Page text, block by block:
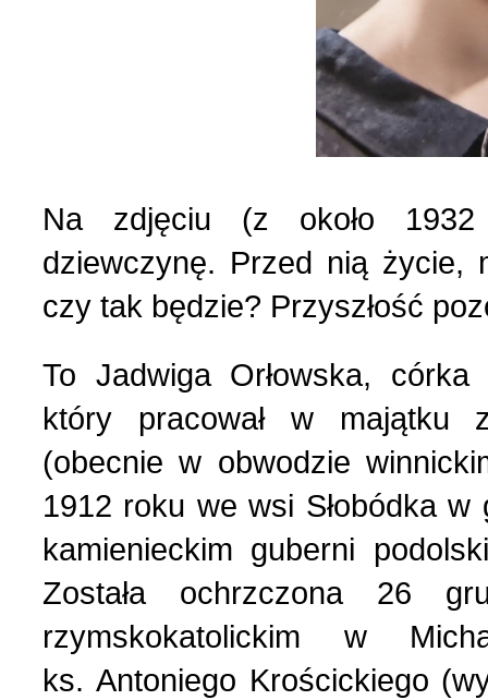
Strona poetycka (1)
Strona religijna (18)
Sylwetki znanych ludzi
Szkolnictwo (14)
U naszych sąsiadów (9)
Wojna rosyjsko-
Wspomnienia (2)
Wybory w Polsce (4)
Wydarzenia (7)
Na zdjęciu (z około 1932
dziewczynę. Przed nią życie,
czy tak będzie? Przyszłość
To Jadwiga Orłowska, córka
który pracował w majątku
(obecnie w obwodzie
1912 roku we wsi Słobódka w
kamienieckim guberni
Została ochrzczona 26
rzymskokatolickim w
ks. Antoniego Krościckiego